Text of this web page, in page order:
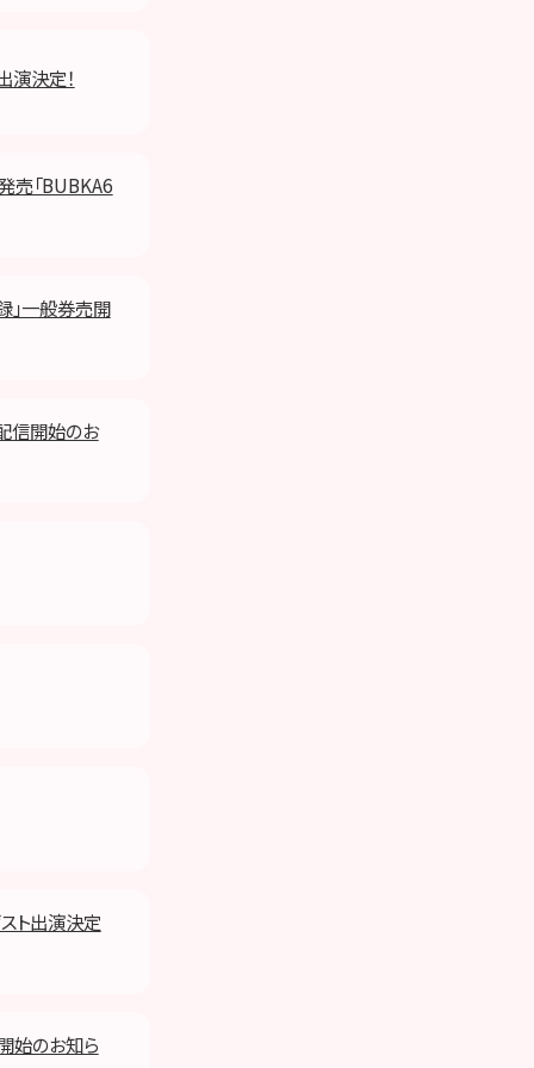
演決定！
売「BUBKA6
」一般券売開
信開始のお
ト出演決定
始のお知ら